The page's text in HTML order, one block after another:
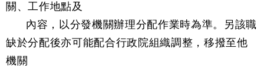
關、工作地點及
內容，以分發機關辦理分配作業時為準。另該職
缺於分配後亦可能配合行政院組織調整，移撥至他
機關